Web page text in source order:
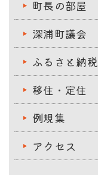
町長の部屋
深浦町議会
ふるさと納税
移住・定住
例規集
アクセス